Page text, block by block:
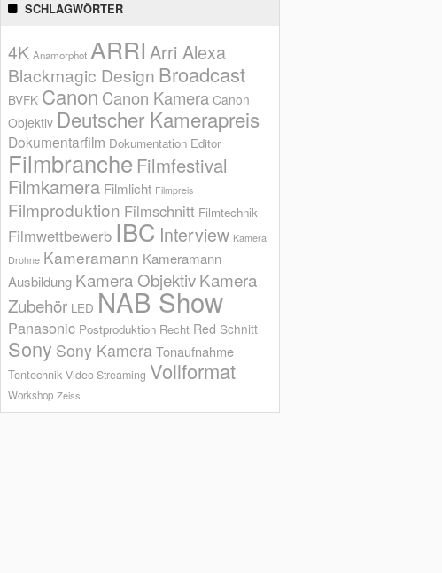
SCHLAGWÖRTER
4K Anamorphot ARRI Arri Alexa
Blackmagic Design Broadcast
BVFK Canon Canon Kamera Canon
Objektiv Deutscher Kamerapreis
Dokumentarfilm Dokumentation Editor
Filmbranche Filmfestival
Filmkamera Filmlicht Filmpreis
Filmproduktion Filmschnitt Filmtechnik
Filmwettbewerb IBC Interview Kamera
Drohne Kameramann Kameramann
Ausbildung Kamera ObjektivKamera
Zubehör LED NAB Show
Panasonic Postproduktion Recht Red Schnitt
Sony Sony KameraTonaufnahme
Tontechnik Video Streaming Vollformat
Workshop Zeiss